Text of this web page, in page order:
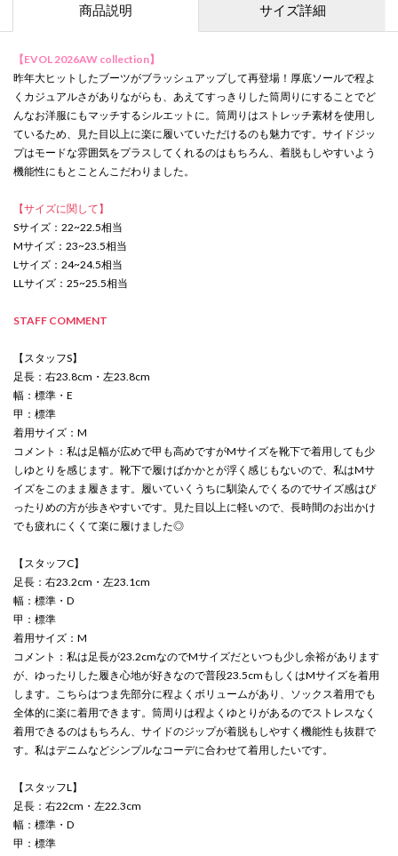
商品説明 サイズ詳細
【EVOL 2026AW collection】
昨年大ヒットしたブーツがブラッシュアップして再登場！厚底ソールで程よ
くカジュアルさがありながらも、あえてすっきりした筒周りにすることでど
んなお洋服にもマッチするシルエットに。筒周りはストレッチ素材を使用し
ているため、見た目以上に楽に履いていただけるのも魅力です。サイドジッ
プはモードな雰囲気をプラスしてくれるのはもちろん、着脱もしやすいよう
機能性にもとことんこだわりました。
【サイズに関して】
Sサイズ：22~22.5相当
Mサイズ：23~23.5相当
Lサイズ：24~24.5相当
LLサイズ：25~25.5相当
STAFF COMMENT
【スタッフS】
足長：右23.8cm・左23.8cm
幅：標準・E
甲：標準
着用サイズ：M
コメント：私は足幅が広めで甲も高めですがMサイズを靴下で着用しても少
しゆとりを感じます。靴下で履けばかかとが浮く感じもないので、私はMサ
イズをこのまま履きます。履いていくうちに馴染んでくるのでサイズ感はぴ
ったりめの方が歩きやすいです。見た目以上に軽いので、長時間のお出かけ
でも疲れにくくて楽に履けました◎
【スタッフC】
足長：右23.2cm・左23.1cm
幅：標準・D
甲：標準
着用サイズ：M
コメント：私は足長が23.2cmなのでMサイズだといつも少し余裕があります
が、ゆったりした履き心地が好きなので普段23.5cmもしくはMサイズを着用
します。こちらはつま先部分に程よくボリュームがあり、ソックス着用でも
全体的に楽に着用できます。筒周りは程よくゆとりがあるのでストレスなく
着用できるのはもちろん、サイドのジップが着脱もしやすく機能性も抜群で
す。私はデニムなどシンプルなコーデに合わせて着用したいです。
【スタッフL】
足長：右22cm・左22.3cm
幅：標準・D
甲：標準